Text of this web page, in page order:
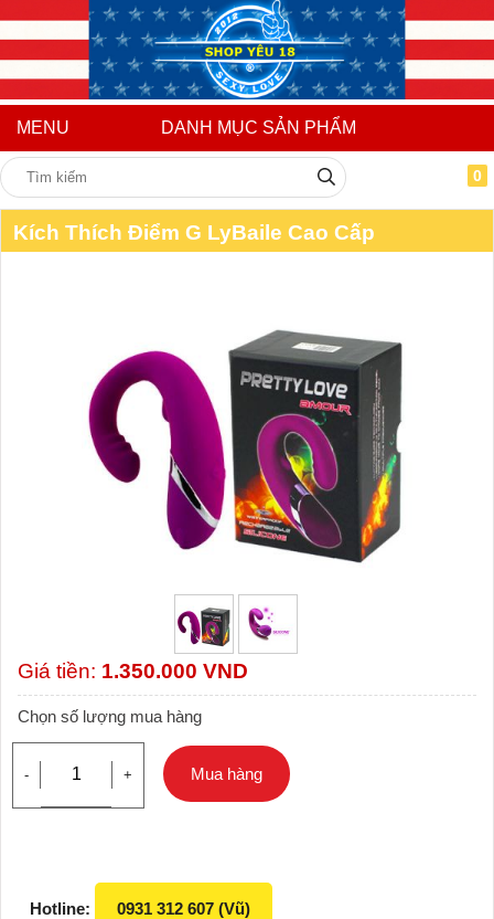
MENU DANH MỤC SẢN PHẨM
0
Kích Thích Điểm G LyBaile Cao Cấp
Giá tiền: 1.350.000 VND
Chọn số lượng mua hàng
- + Mua hàng
Hotline: 0931 312 607 (Vũ)